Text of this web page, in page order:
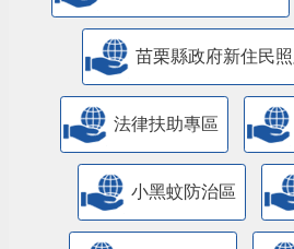
苗栗縣政府新住民
法律扶助專區
小黑蚊防治區